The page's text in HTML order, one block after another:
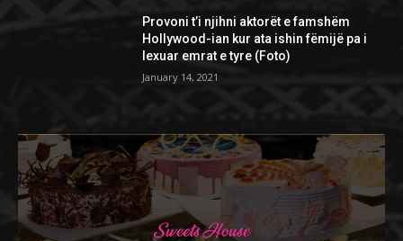
Provoni t’i njihni aktorët e famshëm
Hollywood-ian kur ata ishin fëmijë pa i
lexuar emrat e tyre (Foto)
January 14, 2021